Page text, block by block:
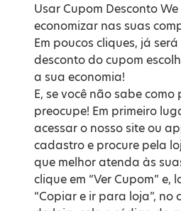
Usar Cupom Desconto
economizar nas suas
Em poucos cliques, já
desconto do cupom
a sua economia!
E, se você não sabe como
preocupe! Em primeiro
acessar o nosso site ou
cadastro e procure pela
que melhor atenda às
clique em “Ver Cupom” e,
“Copiar e ir para loja”, no